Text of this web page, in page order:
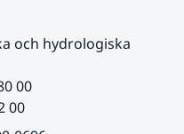
och hydrologiska
00
00